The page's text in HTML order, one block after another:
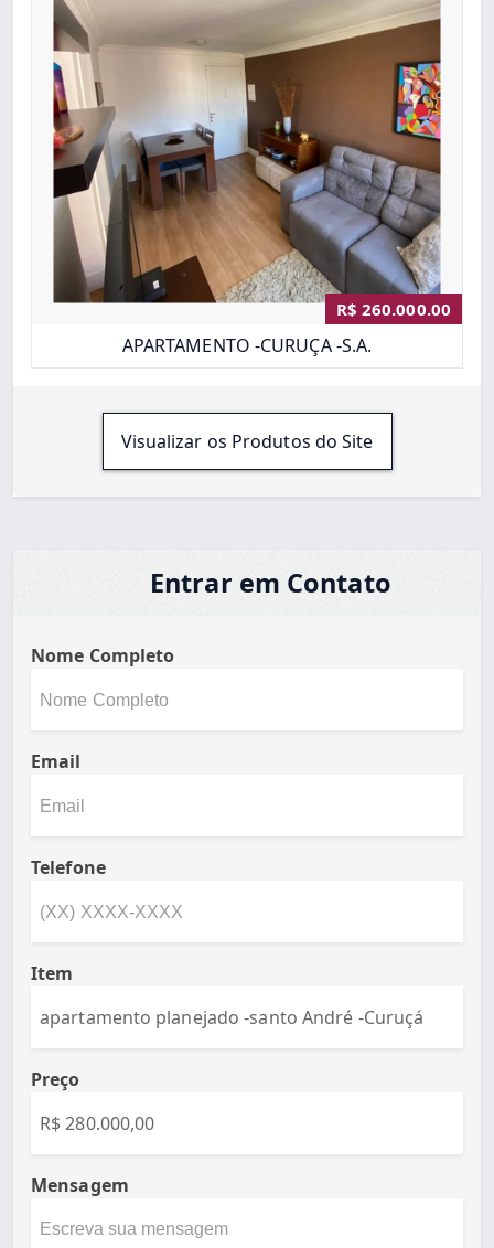
R$ 260.000.00
APARTAMENTO -CURUÇA -S.A.
Visualizar os Produtos do Site
Entrar em Contato
Nome Completo
Email
Telefone
Item
Preço
Mensagem